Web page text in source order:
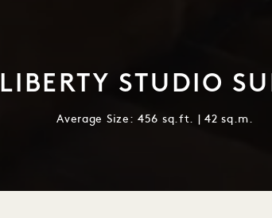
LIBERTY STUDIO
Average Size: 456 sq.ft. | 42 sq.m.